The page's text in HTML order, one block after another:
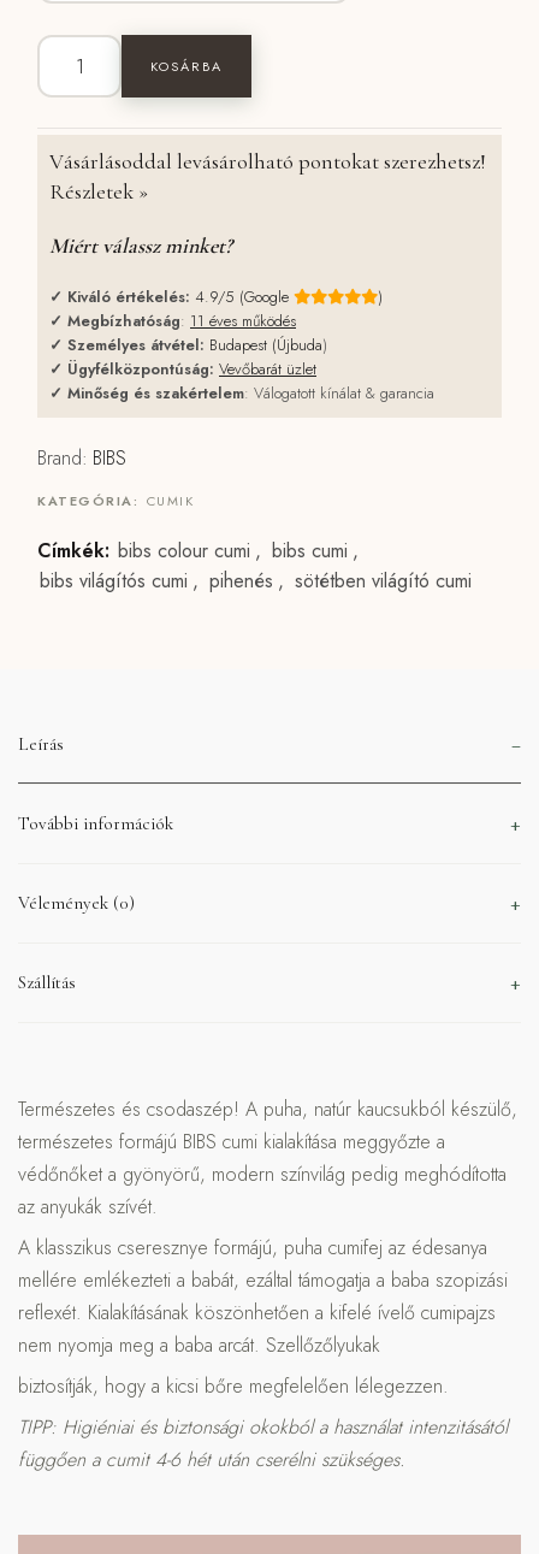
BIBS Colour cumi - esti delfin mennyiség
KOSÁRBA
Vásárlásoddal levásárolható pontokat szerezhetsz!
Részletek »
Miért válassz minket?
✓ Kiváló értékelés: 4.9/5 (Google
)
✓ Megbízhatóság: 11 éves működés
✓ Személyes átvétel: Budapest (Újbuda)
✓ Ügyfélközpontúság: Vevőbarát üzlet
✓ Minőség és szakértelem: Válogatott kínálat & garancia
Brand: BIBS
KATEGÓRIA: CUMIK
Címkék: bibs colour cumi , bibs cumi ,
bibs világítós cumi , pihenés , sötétben világító cumi
Leírás
További információk
Vélemények (0)
Szállítás
Természetes és csodaszép! A puha, natúr kaucsukból készülő,
természetes formájú BIBS cumi kialakítása meggyőzte a
védőnőket a gyönyörű, modern színvilág pedig meghódította
az anyukák szívét.
A klasszikus cseresznye formájú, puha cumifej az édesanya
mellére emlékezteti a babát, ezáltal támogatja a baba szopizási
reflexét. Kialakításának köszönhetően a kifelé ívelő cumipajzs
nem nyomja meg a baba arcát. Szellőzőlyukak
biztosítják, hogy a kicsi bőre megfelelően lélegezzen.
TIPP: Higiéniai és biztonsági okokból a használat intenzitásától
függően a cumit 4-6 hét után cserélni szükséges.